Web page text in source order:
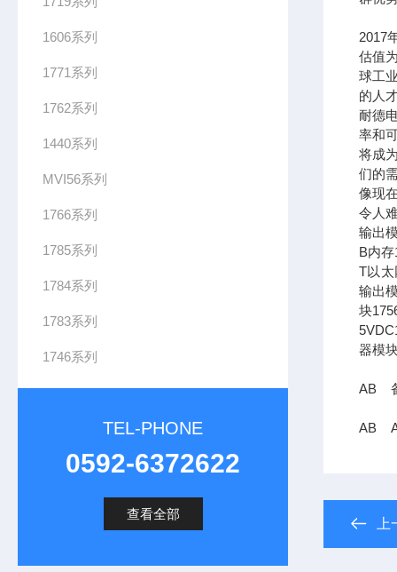
1606系列
1771系列
1762系列
1440系列
MVI56系列
1766系列
1785系列
1784系列
1783系列
1746系列
TEL-PHONE
0592-6372622
查看全部
2017
估值
球工
的人
耐德
率和
将成
们的
像现
令人
输出
B内
T以太
输出
块
器模
AB
AB